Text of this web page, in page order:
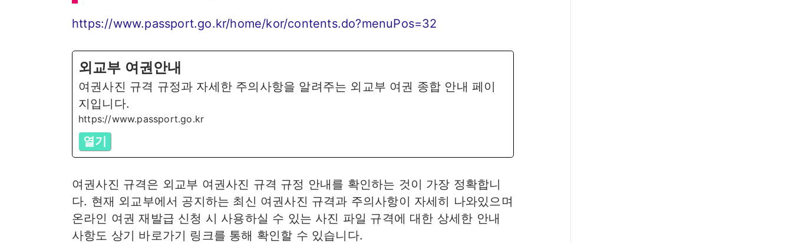
https://www.passport.go.kr/home/kor/contents.do?menuPos=32
외교부 여권안내
여권사진 규격 규정과 자세한 주의사항을 알려주는 외교부 여권 종합 안내 페이
지입니다.
https://www.passport.go.kr
열기
여권사진 규격은 외교부 여권사진 규격 규정 안내를 확인하는 것이 가장 정확합니
다. 현재 외교부에서 공지하는 최신 여권사진 규격과 주의사항이 자세히 나와있으며
온라인 여권 재발급 신청 시 사용하실 수 있는 사진 파일 규격에 대한 상세한 안내
사항도 상기 바로가기 링크를 통해 확인할 수 있습니다.